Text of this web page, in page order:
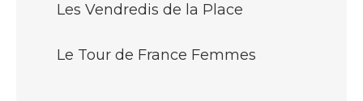
Les Vendredis de la Place
Le Tour de France Femmes